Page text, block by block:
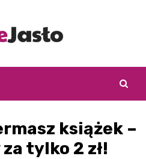
książek –
tylko 2 zł!